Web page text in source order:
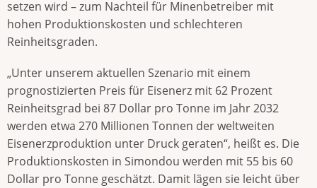
setzen wird – zum Nachteil für Minenbetreiber mit
hohen Produktionskosten und schlechteren
Reinheitsgraden.
„Unter unserem aktuellen Szenario mit einem
prognostizierten Preis für Eisenerz mit 62 Prozent
Reinheitsgrad bei 87 Dollar pro Tonne im Jahr 2032
werden etwa 270 Millionen Tonnen der weltweiten
Eisenerzproduktion unter Druck geraten“, heißt es. Die
Produktionskosten in Simondou werden mit 55 bis 60
Dollar pro Tonne geschätzt. Damit lägen sie leicht über